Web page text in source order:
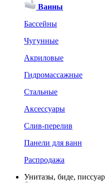
Ванны
Бассейны
Чугунные
Акриловые
Гидромассажные
Стальные
Аксессуары
Слив-перелив
Панели для ванн
Распродажа
Унитазы, биде,